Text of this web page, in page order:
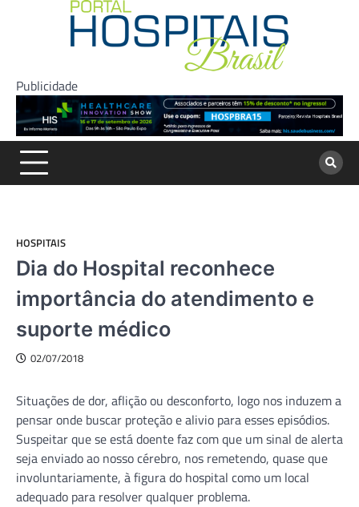
Publicidade
HOSPITAIS
Dia do Hospital reconhece
importância do atendimento e
suporte médico
02/07/2018
Situações de dor, aflição ou desconforto, logo nos induzem a
pensar onde buscar proteção e alivio para esses episódios.
Suspeitar que se está doente faz com que um sinal de alerta
seja enviado ao nosso cérebro, nos remetendo, quase que
involuntariamente, à figura do hospital como um local
adequado para resolver qualquer problema.